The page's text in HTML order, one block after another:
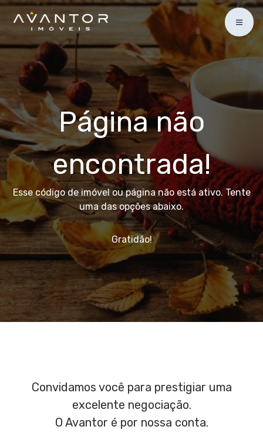
Página não
encontrada!
Esse código de imóvel ou página não está ativo. Tente
uma das opções abaixo.
Gratidão!
Convidamos você para prestigiar uma
excelente negociação.
O Avantor é por nossa conta.